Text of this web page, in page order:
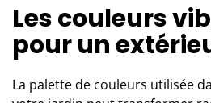
Les couleurs
pour un
La palette de couleurs utilisée